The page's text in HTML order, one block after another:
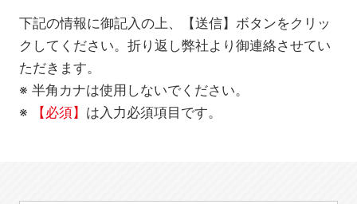
下記の情報に御記入の上、【送信】ボタンをクリッ
クしてください。折り返し弊社より御連絡させてい
ただきます。
※ 半角カナは使用しないでください。
※
【必須】 は入力必須項目です。